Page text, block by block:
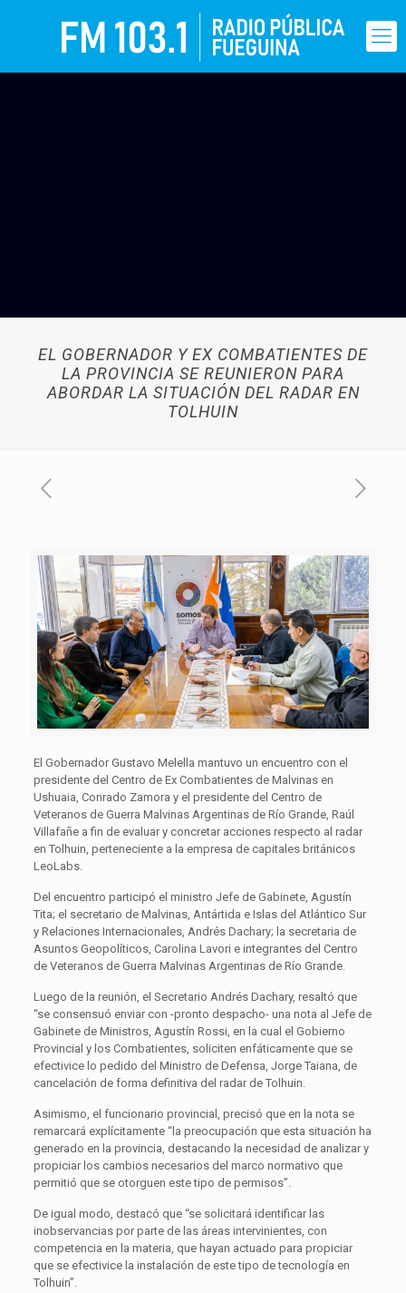
EL GOBERNADOR Y EX COMBATIENTES DE
LA PROVINCIA SE REUNIERON PARA
ABORDAR LA SITUACIÓN DEL RADAR EN
TOLHUIN
El Gobernador Gustavo Melella mantuvo un encuentro con el
presidente del Centro de Ex Combatientes de Malvinas en
Ushuaia, Conrado Zamora y el presidente del Centro de
Veteranos de Guerra Malvinas Argentinas de Río Grande, Raúl
Villafañe a fin de evaluar y concretar acciones respecto al radar
en Tolhuin, perteneciente a la empresa de capitales británicos
LeoLabs.
Del encuentro participó el ministro Jefe de Gabinete, Agustín
Tita; el secretario de Malvinas, Antártida e Islas del Atlántico Sur
y Relaciones Internacionales, Andrés Dachary; la secretaria de
Asuntos Geopolíticos, Carolina Lavori e integrantes del Centro
de Veteranos de Guerra Malvinas Argentinas de Río Grande.
Luego de la reunión, el Secretario Andrés Dachary, resaltó que
“se consensuó enviar con -pronto despacho- una nota al Jefe de
Gabinete de Ministros, Agustín Rossi, en la cual el Gobierno
Provincial y los Combatientes, soliciten enfáticamente que se
efectivice lo pedido del Ministro de Defensa, Jorge Taiana, de
cancelación de forma definitiva del radar de Tolhuin.
Asimismo, el funcionario provincial, precisó que en la nota se
remarcará explícitamente “la preocupación que esta situación ha
generado en la provincia, destacando la necesidad de analizar y
propiciar los cambios necesarios del marco normativo que
permitió que se otorguen este tipo de permisos”.
De igual modo, destacó que “se solicitará identificar las
inobservancias por parte de las áreas intervinientes, con
competencia en la materia, que hayan actuado para propiciar
que se efectivice la instalación de este tipo de tecnología en
Tolhuin”.